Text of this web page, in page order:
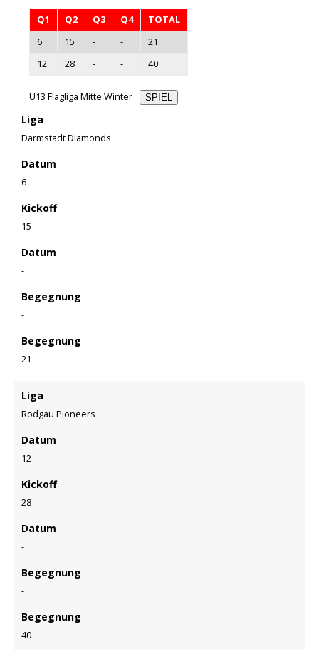
Q1 Q2 Q3 Q4
TOTAL
6
15 - -
21
12
28 - - 40
U13 Flagliga Mitte Winter SPIEL
Liga
Darmstadt Diamonds
Datum
6
Kickoff
15
Datum
-
Begegnung
-
Begegnung
21
Liga
Rodgau Pioneers
Datum
12
Kickoff
28
Datum
-
Begegnung
-
Begegnung
40